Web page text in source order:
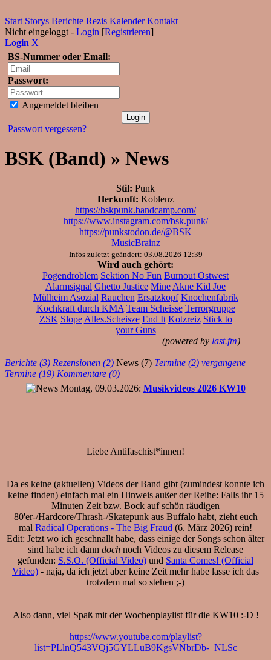
Start Storys Berichte Rezis Kalender Kontakt
Nicht eingeloggt - Login [Registrieren]
Login X
BS-Nummer oder Email:
Passwort:
Angemeldet bleiben
Passwort vergessen?
BSK (Band) » News
Stil: Punk
Herkunft: Koblenz
https://bskpunk.bandcamp.com/
https://www.instagram.com/bsk.punk/
https://punkstodon.de/@BSK
MusicBrainz
Infos zuletzt geändert: 03.08.2026 12:39
Wird auch gehört:
Pogendroblem Sektion No Fun Burnout Ostwest
Alarmsignal Ghetto Justice Mine Akne Kid Joe
Mülheim Asozial Rauchen Ersatzkopf Knochenfabrik
Kochkraft durch KMA Team Scheisse Terrorgruppe
ZSK Slope Alles.Scheisze End It Kotzreiz Stick to
your Guns
(powered by last.fm)
Berichte (3) Rezensionen (2) News (7) Termine (2) vergangene
Termine (19) Kommentare (0)
Montag, 09.03.2026: Musikvideos 2026 KW10
Liebe Antifaschist*innen!
Da es keine (aktuellen) Videos der Band gibt (zumindest konnte ich
keine finden) einfach mal ein Hinweis außer der Reihe: Falls ihr 15
Minuten Zeit bzw. Bock auf schön räudigen
80'er-/Hardcore/Thrash-/Skatepunk aus Buffalo habt, zieht euch
mal Radical Operations - The Big Fraud (6. März 2026) rein!
Edit: Jetzt wo ich geschnallt habe, dass einige der Songs schon älter
sind habe ich dann doch noch Videos zu diesem Release
gefunden: S.S.O. (Official Video) und Santa Comes! (Official
Video) - naja, da ich jetzt aber keine Zeit mehr habe lasse ich das
trotzdem mal so stehen ;-)
Also dann, viel Spaß mit der Wochenplaylist für die KW10 :-D !
https://www.youtube.com/playlist?
list=PLlnQ543VQj5GYLLuB9KgsVNbrDb-_NLSc